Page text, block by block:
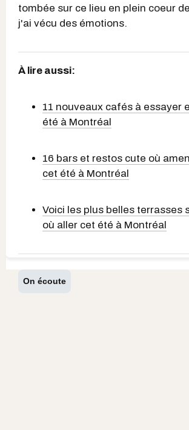
tombée sur ce lieu en plein coeur
j'ai vécu des émotions.
À lire aussi:
11 nouveaux cafés à essayer
été à Montréal
16 bars et restos cute où
cet été à Montréal
Voici les plus belles terrasses
où aller cet été à Montréal
On écoute